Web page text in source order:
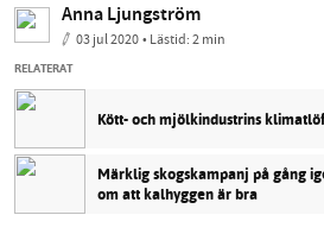
Anna Ljungström
03 jul 2020• Lästid:2 min
RELATERAT
Kött- och mjölkindustrins
Märklig skogskampanj på gång
om att kalhyggen är bra